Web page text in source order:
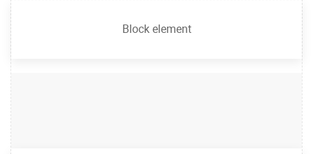
Block element